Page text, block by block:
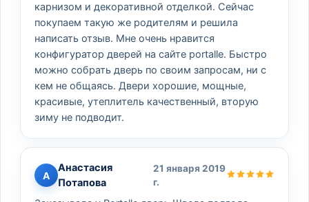
карнизом и декоративной отделкой. Сейчас
покупаем такую же родителям и решила
написать отзыв. Мне очень нравится
конфигуратор дверей на сайте portalle. Быстро
можно собрать дверь по своим запросам, ни с
кем не общаясь. Двери хорошие, мощные,
красивые, утеплитель качественный, вторую
зиму не подводит.
А
Анастасия
Потапова
21 января 2019
г.